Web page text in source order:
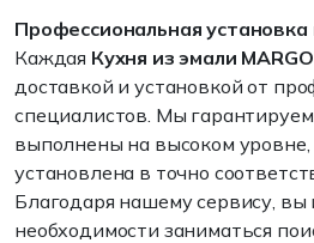
Профессиональная установка
Каждая Кухня из эмали MARGO
доставкой и установкой от
специалистов. Мы
выполнены на высоком
установлена в точно
Благодаря нашему сервису, вы
необходимости заниматься